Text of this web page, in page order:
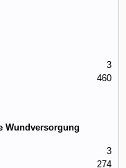
3
460
Wundversorgung
3
274